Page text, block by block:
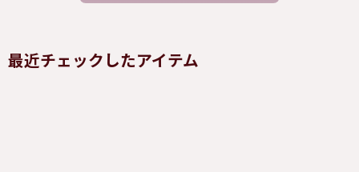
最近チェックしたアイテム